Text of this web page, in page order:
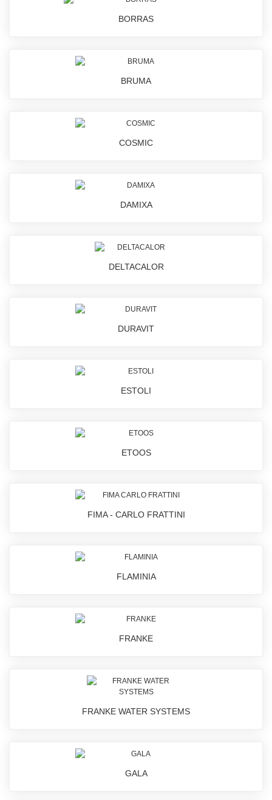
BORRAS
BRUMA
COSMIC
DAMIXA
DELTACALOR
DURAVIT
ESTOLI
ETOOS
FIMA - CARLO FRATTINI
FLAMINIA
FRANKE
FRANKE WATER SYSTEMS
GALA